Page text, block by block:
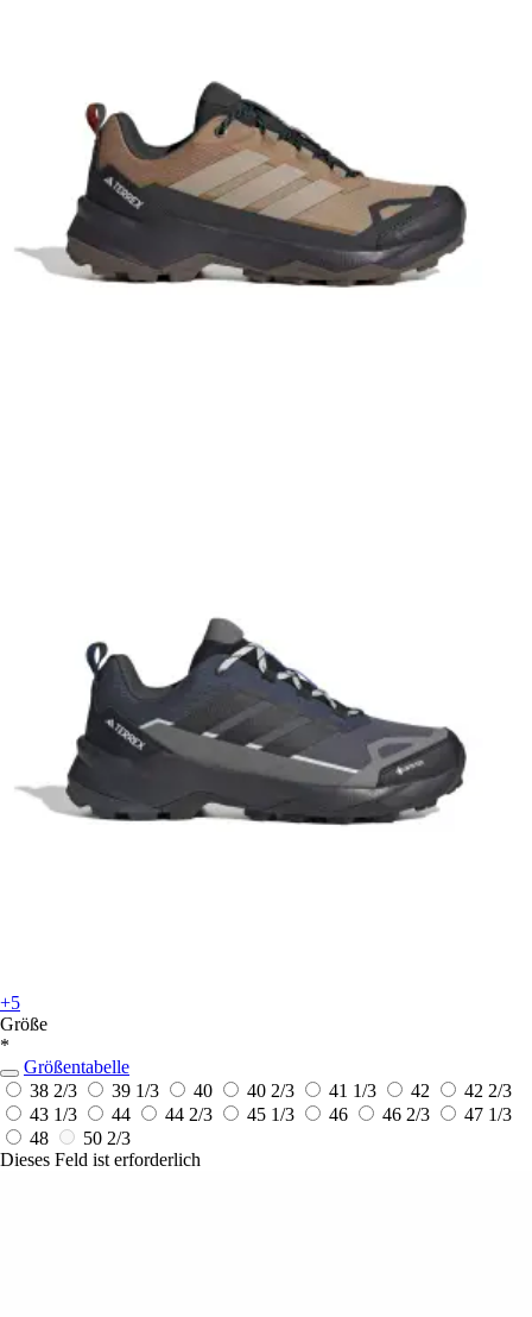
+5
Größe
*
Größentabelle
38 2/3
39 1/3 40 40 2/3 41 1/3 42
42 2/3
43 1/3
44 44 2/3 45 1/3 46 46 2/3
47 1/3
48
50 2/3
Dieses Feld ist erforderlich